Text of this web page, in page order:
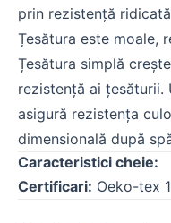
prin rezistență
Țesătura este moale,
Țesătura simplă
rezistență ai
asigură rezistența
dimensională după
Caracteristici cheie:
Certificari: Oeko-tex